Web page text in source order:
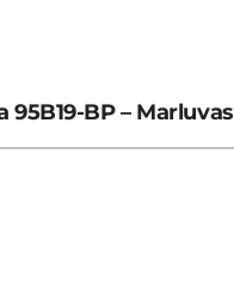
BP – Marluvas